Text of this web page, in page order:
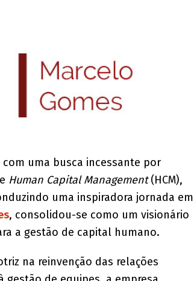
uma busca incessante por
Human Capital Management(HCM),
uma inspiradora jornada em
, consolidou-se como um visionário
a gestão de capital humano.
na reinvenção das relações